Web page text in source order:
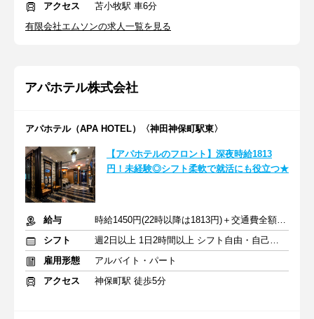
アクセス
苫小牧駅 車6分
有限会社エムソンの求人一覧を見る
アパホテル株式会社
アパホテル（APA HOTEL）〈神田神保町駅東〉
【アパホテルのフロント】深夜時給1813
円！未経験◎シフト柔軟で就活にも役立つ★
給与
時給1450円(22時以降は1813円)＋交通費全額支給
シフト
週2日以上 1日2時間以上 シフト自由・自己申告
雇用形態
アルバイト・パート
アクセス
神保町駅 徒歩5分